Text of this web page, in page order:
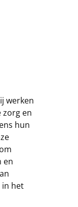
werken
zorg en
hun
en
in het